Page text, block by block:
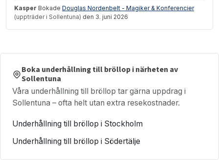
Kasper Bokade Douglas Nordenbelt - Magiker & Konferencier
(uppträder i Sollentuna) den 3. juni 2026
Boka underhållning till bröllop i närheten av
Sollentuna
Våra underhållning till bröllop tar gärna uppdrag i
Sollentuna – ofta helt utan extra resekostnader.
Underhållning till bröllop i Stockholm
Underhållning till bröllop i Södertälje